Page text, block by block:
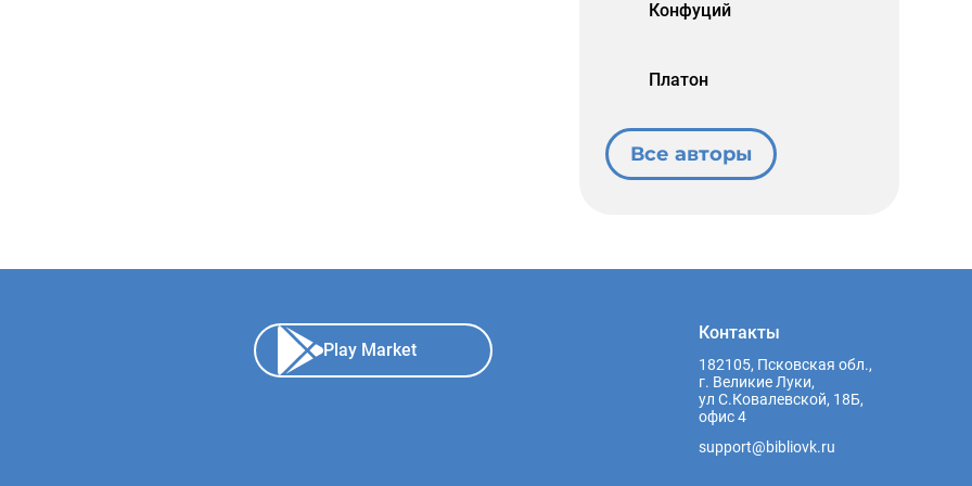
Конфуций
Платон
Все авторы
Play Market
Контакты
182105, Псковская обл.,
г. Великие Луки,
ул С.Ковалевской, 18Б,
офис 4
support@bibliovk.ru